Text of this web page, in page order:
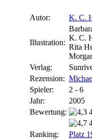
Autor: K. C.
Illustration:
K. C.
Rita
Verlag:
Rezension:
Spieler:
2 - 6
Jahr:
2005
Bewertung:
Ranking:
Platz